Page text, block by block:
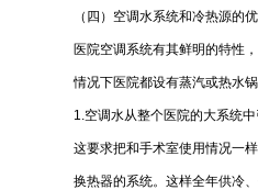
（四）空调水系统和冷热源的
医院空调系统有其鲜明的特性
情况下医院都设有蒸汽或热水
1.空调水从整个医院的大系统中
这要求把和手术室使用情况一
换热器的系统。这样全年供冷